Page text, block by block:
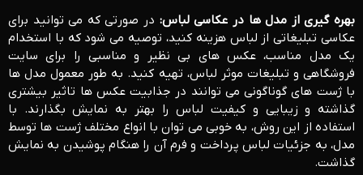
بهره گیری از مدل ها در عکاسی لباس: در صورتی که می توانید برای
عکاسی تبلیغاتی از لباس هزینه کنید، توصیه می شود که با استخدام
یک مدل مناسب، عکس های بی نظیر و مناسبی را برای سایت
فروشگاهی و تبلیغات موثر لباس، تهیه کنید. به طور معمول مدل ها
با ژست های گوناگونی می توانند در جذابیت عکس ها تاثیر بیشتری
گذاشته و زیبایی و کیفیت لباس را بهتر به نمایش بگذارند. با
استفاده از این روش، به خوبی می توان با انواع مختلف ژست ها توسط
مدل، به جزئیات لباس پرداخت و فرم آن را هنگام پوشیدن به نمایش
گذاشت.